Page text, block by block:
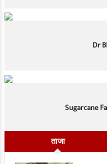
Dr
Sugarcane
ताजा